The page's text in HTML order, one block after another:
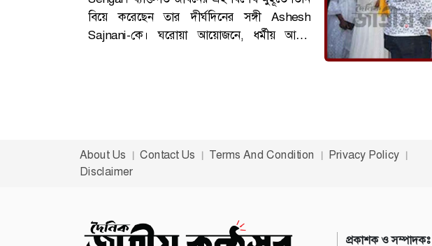
বিয়ে করেছেন তার দীর্ঘদিনের সঙ্গী Ashesh
Sajnani-কে। ঘরোয়া আয়োজনে, ধর্মীয় আচার
হয় তাদের বিয়ের মূল আনুষ্ঠানিকতা। পবিত্র
পরিবেশে ধর্মীয় মন্ত্রপাঠ ও আচার-অনুষ্ঠানের মধ্য
করেন নবদম্পতি।বিয়ের সময় Sonali Sehgal এবং
Ashesh Sajnani—দুজনেই শিখ ঐতিহ্যবাহী
About Us Contact Us Terms And Condition
Privacy Policy
Disclaimer
প্রকাশক ও সম্পাদকঃ